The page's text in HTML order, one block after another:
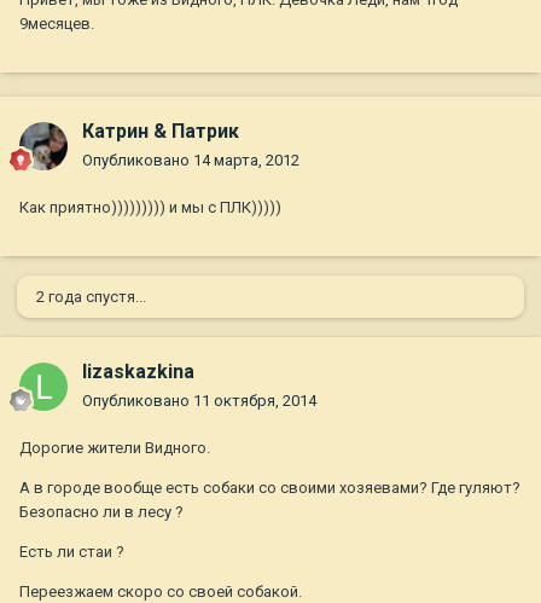
9месяцев.
Катрин & Патрик
Опубликовано 14 марта, 2012
Как приятно))))))))) и мы с ПЛК)))))
2 года спустя...
lizaskazkina
Опубликовано 11 октября, 2014
Дорогие жители Видного.
А в городе вообще есть собаки со своими хозяевами? Где гуляют?
Безопасно ли в лесу ?
Есть ли стаи ?
Переезжаем скоро со своей собакой.